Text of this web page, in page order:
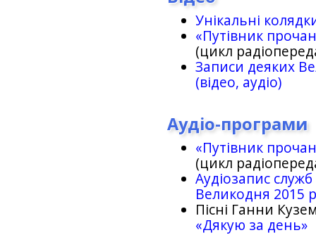
Унікальні
«Путівник
(цикл
Записи деяких
(відео, аудіо)
Аудіо-програми
«Путівник
(цикл
Аудіозапис
Великодня 2015
Пісні Ганни
«Дякую за день»